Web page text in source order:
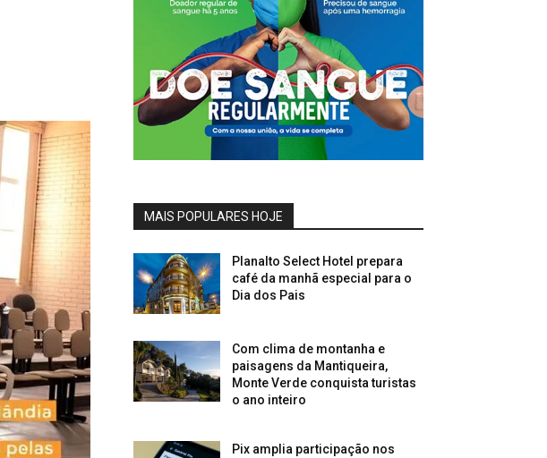
MAIS POPULARES HOJE
Planalto Select Hotel prepara
café da manhã especial para o
Dia dos Pais
Com clima de montanha e
paisagens da Mantiqueira,
Monte Verde conquista turistas
o ano inteiro
Pix amplia participação nos